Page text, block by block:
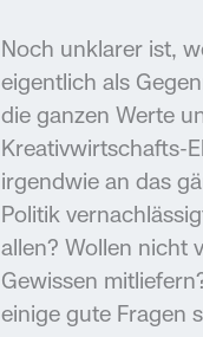
Noch unklarer ist,
eigentlich als
die ganzen Werte
Kreativwirtschafts-
irgendwie an das
Politik
allen? Wollen nicht
Gewissen
einige gute Fragen